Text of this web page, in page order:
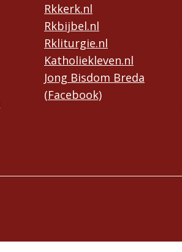
Rkkerk.nl
Rkbijbel.nl
Rkliturgie.nl
Katholiekleven.nl
Jong Bisdom Breda
(Facebook)